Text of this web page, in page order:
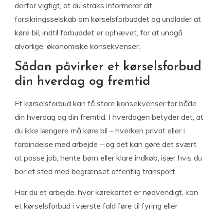
derfor vigtigt, at du straks informerer dit
forsikringsselskab om kørselsforbuddet og undlader at
køre bil, indtil forbuddet er ophævet, for at undgå
alvorlige, økonomiske konsekvenser.
Sådan påvirker et kørselsforbud
din hverdag og fremtid
Et kørselsforbud kan få store konsekvenser for både
din hverdag og din fremtid. I hverdagen betyder det, at
du ikke længere må køre bil – hverken privat eller i
forbindelse med arbejde – og det kan gøre det svært
at passe job, hente børn eller klare indkøb, især hvis du
bor et sted med begrænset offentlig transport.
Har du et arbejde, hvor kørekortet er nødvendigt, kan
et kørselsforbud i værste fald føre til fyring eller